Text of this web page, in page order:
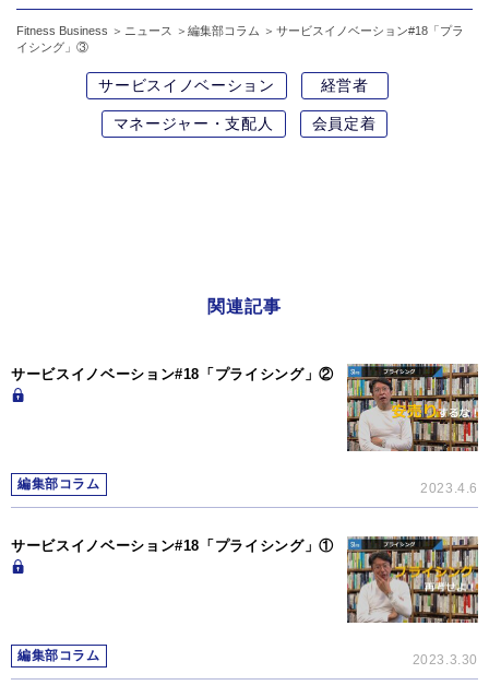
Fitness Business ニュース 編集部コラム
サービスイノベーション#18「プラ
イシング」③
サービスイノベーション 経営者
マネージャー・支配人 会員定着
関連記事
サービスイノベーション#18「プライシング」②
編集部コラム 2023.4.6
サービスイノベーション#18「プライシング」①
編集部コラム 2023.3.30